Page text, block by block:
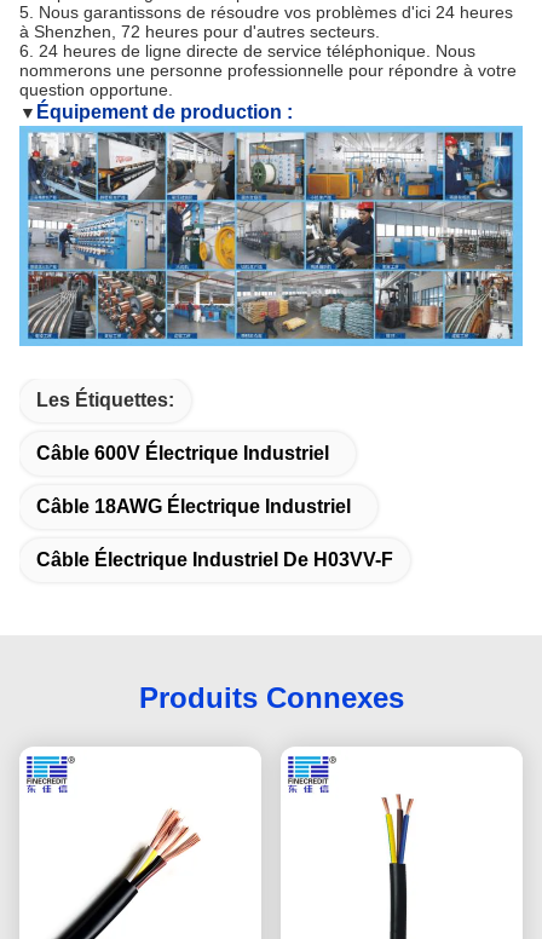
5. Nous garantissons de résoudre vos problèmes d'ici 24 heures
à Shenzhen, 72 heures pour d'autres secteurs.
6. 24 heures de ligne directe de service téléphonique. Nous
nommerons une personne professionnelle pour répondre à votre
question opportune.
▼ Équipement de production :
Les Étiquettes:
Câble 600V Électrique Industriel
Câble 18AWG Électrique Industriel
Câble Électrique Industriel De H03VV-F
Produits Connexes